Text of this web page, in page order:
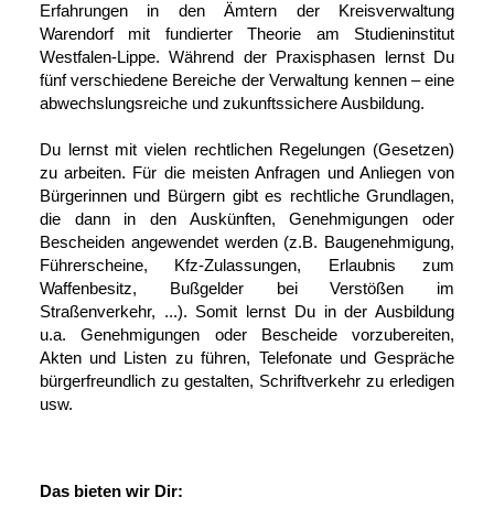
Erfahrungen in den Ämtern der Kreisverwaltung
Warendorf mit fundierter Theorie am Studieninstitut
Westfalen-Lippe. Während der Praxisphasen lernst Du
fünf verschiedene Bereiche der Verwaltung kennen – eine
abwechslungsreiche und zukunftssichere Ausbildung.
Du lernst mit vielen rechtlichen Regelungen (Gesetzen)
zu arbeiten. Für die meisten Anfragen und Anliegen von
Bürgerinnen und Bürgern gibt es rechtliche Grundlagen,
die dann in den Auskünften, Genehmigungen oder
Bescheiden angewendet werden (z.B. Baugenehmigung,
Führerscheine, Kfz-Zulassungen, Erlaubnis zum
Waffenbesitz, Bußgelder bei Verstößen im
Straßenverkehr, ...). Somit lernst Du in der Ausbildung
u.a. Genehmigungen oder Bescheide vorzubereiten,
Akten und Listen zu führen, Telefonate und Gespräche
bürgerfreundlich zu gestalten, Schriftverkehr zu erledigen
usw.
Das bieten wir Dir: